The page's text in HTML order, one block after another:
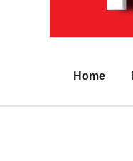
Home